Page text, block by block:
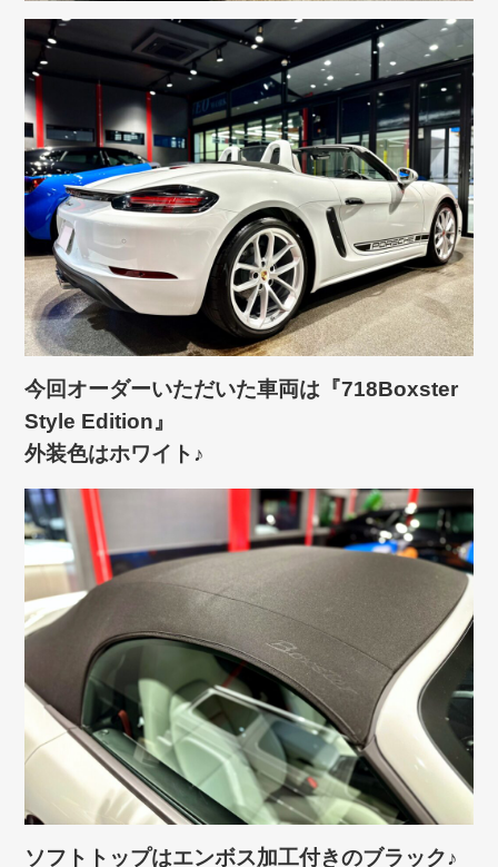
今回オーダーいただいた車両は『718Boxster
Style Edition』
外装色はホワイト♪
ソフトトップはエンボス加工付きのブラック♪